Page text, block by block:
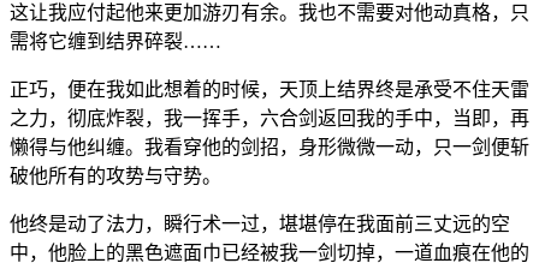
这让我应付起他来更加游刃有余。我也不需要对他动真格，只
需将它缠到结界碎裂……
正巧，便在我如此想着的时候，天顶上结界终是承受不住天雷
之力，彻底炸裂，我一挥手，六合剑返回我的手中，当即，再
懒得与他纠缠。我看穿他的剑招，身形微微一动，只一剑便斩
破他所有的攻势与守势。
他终是动了法力，瞬行术一过，堪堪停在我面前三丈远的空
中，他脸上的黑色遮面巾已经被我一剑切掉，一道血痕在他的